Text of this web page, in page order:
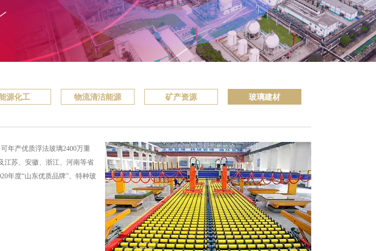
源化工 物流清洁能源 矿产资源 玻璃建材
年产优质浮法玻璃2400万重
江苏、安徽、浙江、河南等省
年度“山东优质品牌”、特种玻